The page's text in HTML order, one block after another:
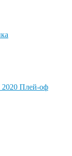
Плей-оф